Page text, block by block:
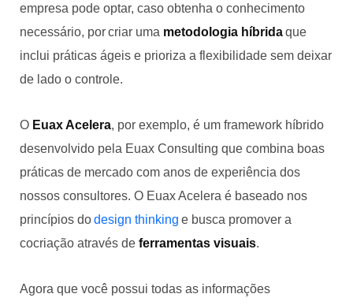
empresa pode optar, caso obtenha o conhecimento
necessário, por criar uma metodologia híbridaque
inclui práticas ágeis e prioriza a flexibilidade sem deixar
de lado o controle.
O Euax Acelera, por exemplo, é um framework híbrido
desenvolvido pela Euax Consulting que combina boas
práticas de mercado com anos de experiência dos
nossos consultores. O Euax Acelera é baseado nos
princípios dodesign thinking e busca promover a
cocriação através de ferramentas visuais.
Agora que você possui todas as informações